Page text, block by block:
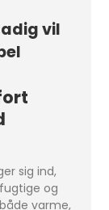
vil
sig ind,
og
varme,